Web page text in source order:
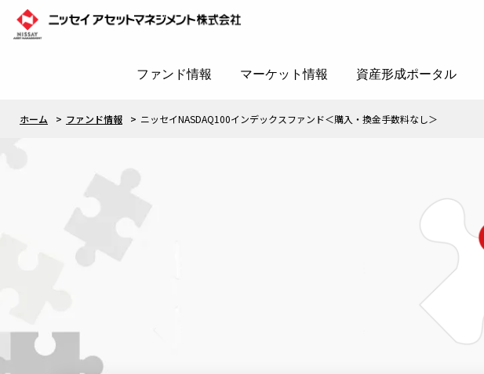
ファンド情報 マーケット情報 資産形成ポータル
ホーム ファンド情報 ニッセイNASDAQ100インデックスファンド＜購入・換金手数料なし＞